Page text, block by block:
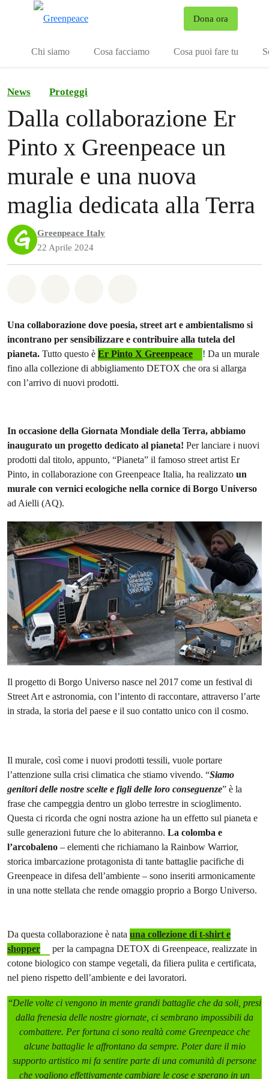
Dona ora
Chi siamo Cosa facciamo Cosa puoi fare tu
News Proteggi
Dalla collaborazione Er
Pinto x Greenpeace un
murale e una nuova
maglia dedicata alla Terra
Greenpeace Italy
22 Aprile 2024
Una collaborazione dove poesia, street art e ambientalismo si
incontrano per sensibilizzare e contribuire alla tutela del
pianeta. Tutto questo è Er Pinto X Greenpeace
! Da un murale
fino alla collezione di abbigliamento DETOX che ora si allarga
con l’arrivo di nuovi prodotti.
In occasione della Giornata Mondiale della Terra, abbiamo
inaugurato un progetto dedicato al pianeta! Per lanciare i nuovi
prodotti dal titolo, appunto, “Pianeta” il famoso street artist Er
Pinto, in collaborazione con Greenpeace Italia, ha realizzato un
murale con vernici ecologiche nella cornice di Borgo Universo
ad Aielli (AQ).
Il progetto di Borgo Universo nasce nel 2017 come un festival di
Street Art e astronomia, con l’intento di raccontare, attraverso l’arte
in strada, la storia del paese e il suo contatto unico con il cosmo.
Il murale, così come i nuovi prodotti tessili, vuole portare
l’attenzione sulla crisi climatica che stiamo vivendo. “Siamo
genitori delle nostre scelte e figli delle loro conseguenze” è la
frase che campeggia dentro un globo terrestre in scioglimento.
Questa ci ricorda che ogni nostra azione ha un effetto sul pianeta e
sulle generazioni future che lo abiteranno. La colomba e
l’arcobaleno – elementi che richiamano la Rainbow Warrior,
storica imbarcazione protagonista di tante battaglie pacifiche di
Greenpeace in difesa dell’ambiente – sono inseriti armonicamente
in una notte stellata che rende omaggio proprio a Borgo Universo.
Da questa collaborazione è nata una collezione di t-shirt e
shopper
per la campagna DETOX di Greenpeace, realizzate in
cotone biologico con stampe vegetali, da filiera pulita e certificata,
nel pieno rispetto dell’ambiente e dei lavoratori.
“Delle volte ci vengono in mente grandi battaglie che da soli, presi
dalla frenesia delle nostre giornate, ci sembrano impossibili da
combattere. Per fortuna ci sono realtà come Greenpeace che
alcune battaglie le affrontano da sempre. Poter dare il mio
supporto artistico mi fa sentire parte di una comunità di persone
che vogliono effettivamente cambiare le cose e sperano in un